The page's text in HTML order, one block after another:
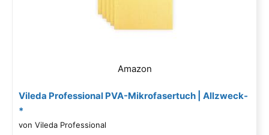
Amazon
Vileda Professional PVA-Mikrofasertuch | Allzweck-
*
von Vileda Professional